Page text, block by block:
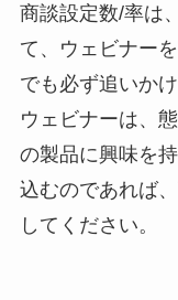
商談設定数/率は
て、ウェビナー
でも必ず追いか
ウェビナーは、
の製品に興味を
込むのであれば
してください。